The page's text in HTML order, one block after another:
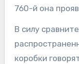
760-й она
В силу
коробки